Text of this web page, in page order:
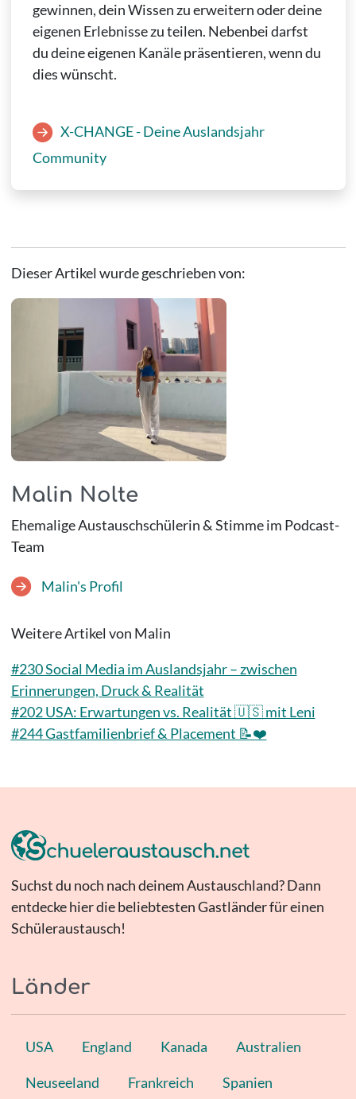
gewinnen, dein Wissen zu erweitern oder deine
eigenen Erlebnisse zu teilen. Nebenbei darfst
du deine eigenen Kanäle präsentieren, wenn du
dies wünscht.
X-CHANGE - Deine Auslandsjahr
Community
Dieser Artikel wurde geschrieben von:
Malin Nolte
Ehemalige Austauschschülerin & Stimme im Podcast-
Team
Malin's Profil
Weitere Artikel von Malin
#230 Social Media im Auslandsjahr – zwischen
Erinnerungen, Druck & Realität
#202 USA: Erwartungen vs. Realität 🇺🇸 mit Leni
#244 Gastfamilienbrief & Placement 📝❤️
Suchst du noch nach deinem Austauschland? Dann
entdecke hier die beliebtesten Gastländer für einen
Schüleraustausch!
Länder
USA England Kanada Australien
Neuseeland Frankreich Spanien